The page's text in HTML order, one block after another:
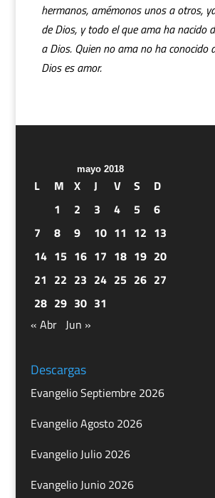
hermanos, amémonos unos a otros,
de Dios, y todo el que ama ha nacido
a Dios. Quien no ama no ha conocido
Dios es amor.
mayo 2018
L M X J V S
D
1
2 3 4 5
6
7
8 9 10 11 12 13
14 15 16 17 18 19 20
21 22 23 24 25 26 27
28 29 30 31
« Abr Jun »
Descargas
Evangelio Septiembre 2026
Evangelio Agosto 2026
Evangelio Julio 2026
Evangelio Junio 2026